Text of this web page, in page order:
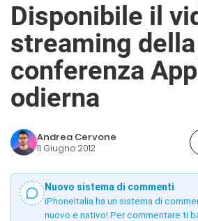
Disponibile il
streaming della
conferenza
odierna
Andrea Cervone
11 Giugno 2012
Nuovo sistema di commenti
iPhoneItalia ha un sistema di
nuovo e nativo! Per commentare ti